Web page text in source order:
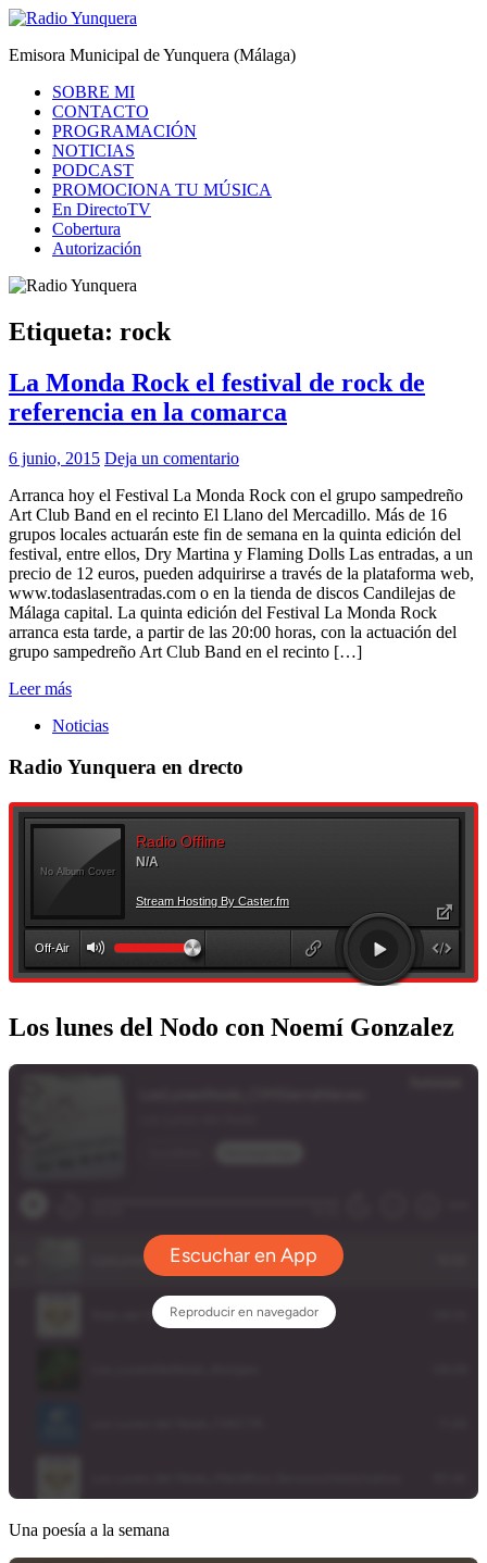
Saltar
contenido
Radio Yunquera
Emisora Municipal de Yunquera (Málaga)
SOBRE MI
CONTACTO
PROGRAMACIÓN
NOTICIAS
PODCAST
PROMOCIONA TU MÚSICA
En DirectoTV
Cobertura
Autorización
Etiqueta: rock
La Monda Rock el festival de rock de
referencia en la comarca
6 junio, 2015 Deja un comentario
Arranca hoy el Festival La Monda Rock con el grupo sampedreño
Art Club Band en el recinto El Llano del Mercadillo. Más de 16
grupos locales actuarán este fin de semana en la quinta edición del
festival, entre ellos, Dry Martina y Flaming Dolls Las entradas, a un
precio de 12 euros, pueden adquirirse a través de la plataforma web,
www.todaslasentradas.com o en la tienda de discos Candilejas de
Málaga capital. La quinta edición del Festival La Monda Rock
arranca esta tarde, a partir de las 20:00 horas, con la actuación del
grupo sampedreño Art Club Band en el recinto […]
Leer más
Noticias
Radio Yunquera en drecto
Los lunes del Nodo con Noemí Gonzalez
Una poesía a la semana